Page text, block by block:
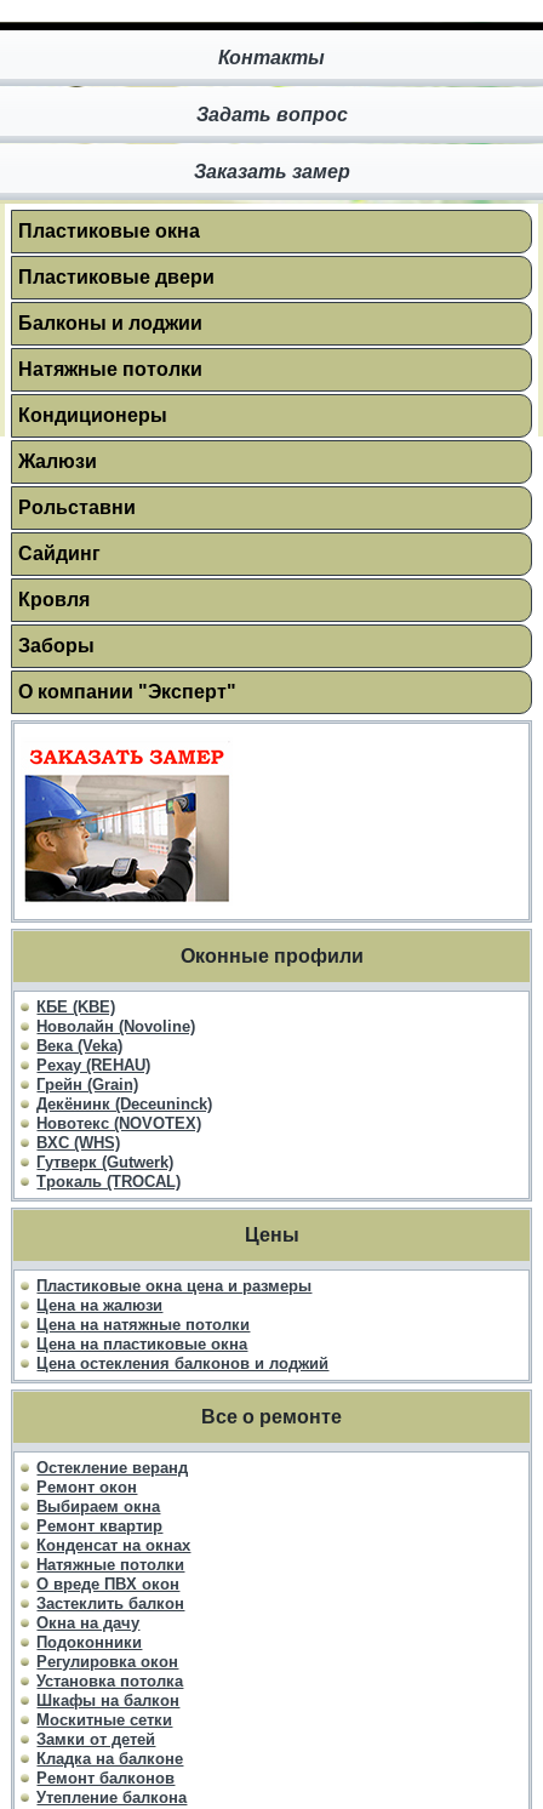
Контакты
Задать вопрос
Заказать замер
Пластиковые окна
Пластиковые двери
Балконы и лоджии
Натяжные потолки
Кондиционеры
Жалюзи
Рольставни
Сайдинг
Кровля
Заборы
О компании "Эксперт"
Оконные профили
КБЕ (KBE)
Новолайн (Novoline)
Века (Veka)
Рехау (REHAU)
Грейн (Grain)
Декёнинк (Deceuninck)
Новотекс (NOVOTEX)
ВХС (WHS)
Гутверк (Gutwerk)
Трокаль (TROCAL)
Цены
Пластиковые окна цена и размеры
Цена на жалюзи
Цена на натяжные потолки
Цена на пластиковые окна
Цена остекления балконов и лоджий
Все о ремонте
Остекление веранд
Ремонт окон
Выбираем окна
Ремонт квартир
Конденсат на окнах
Натяжные потолки
О вреде ПВХ окон
Застеклить балкон
Окна на дачу
Подоконники
Регулировка окон
Установка потолка
Шкафы на балкон
Москитные сетки
Замки от детей
Кладка на балконе
Ремонт балконов
Утепление балкона